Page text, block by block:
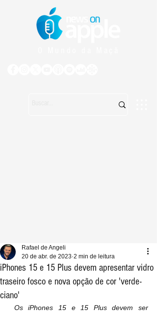
iPhones 15 e 15 Plus devem apresentar vidro
traseiro fosco e nova opção de cor 'verde-
ciano'
Rafael de Angeli
20 de abr. de 2023 2 min de leitura